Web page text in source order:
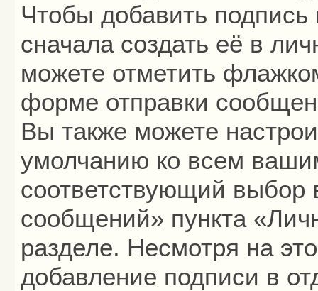
Чтобы добавить
сначала создать её в
можете отметить
форме отправки
Вы также можете
умолчанию ко всем
соответствующий выбор
сообщений» пункта
разделе. Несмотря на
добавление подписи в